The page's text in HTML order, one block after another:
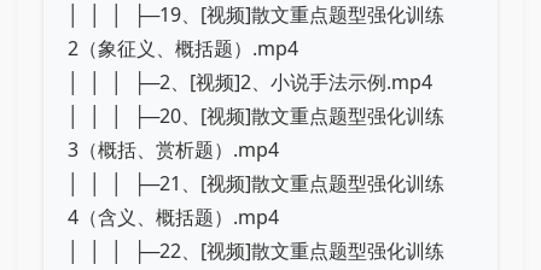
│ │ │ ├─19、[视频]散文重点题型强化训练
2（象征义、概括题）.mp4
│ │ │ ├─2、[视频]2、小说手法示例.mp4
│ │ │ ├─20、[视频]散文重点题型强化训练
3（概括、赏析题）.mp4
│ │ │ ├─21、[视频]散文重点题型强化训练
4（含义、概括题）.mp4
│ │ │ ├─22、[视频]散文重点题型强化训练